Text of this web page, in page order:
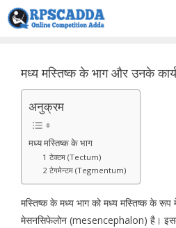
Skip
to
मध्य मस्तिष्क के भाग और उनके कार्य
अनुक्रम
मध्य मस्तिष्क के भाग
1 टेक्टम (Tectum)
2 टेगमेन्टम (Tegmentum)
मस्तिष्क के मध्य भाग को मध्य मस्तिष्क के रूप
मेसनसिफेलोन (mesencephalon) है।